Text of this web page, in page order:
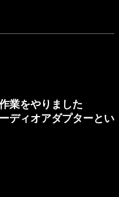
業をやりました
ディオアダプターとい